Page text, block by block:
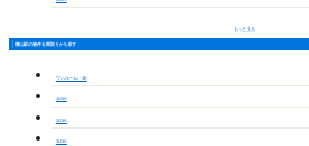
もっと見る
桜山駅の物件を間取りから探す
ワンルーム・1K
1LDK
2LDK
3LDK